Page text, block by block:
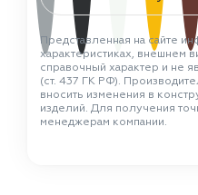
Представленная на сайте
характеристиках, внешнем
справочный характер и не
(ст. 437 ГК РФ).
вносить изменения в
изделий. Для получения
менеджерам компании.